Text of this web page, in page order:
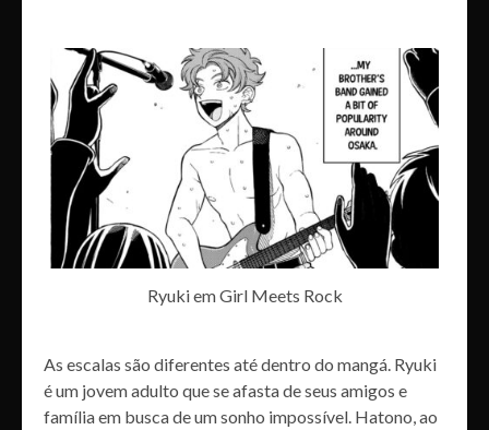
Ryuki em Girl Meets Rock
As escalas são diferentes até dentro do mangá. Ryuki
é um jovem adulto que se afasta de seus amigos e
família em busca de um sonho impossível. Hatono, ao